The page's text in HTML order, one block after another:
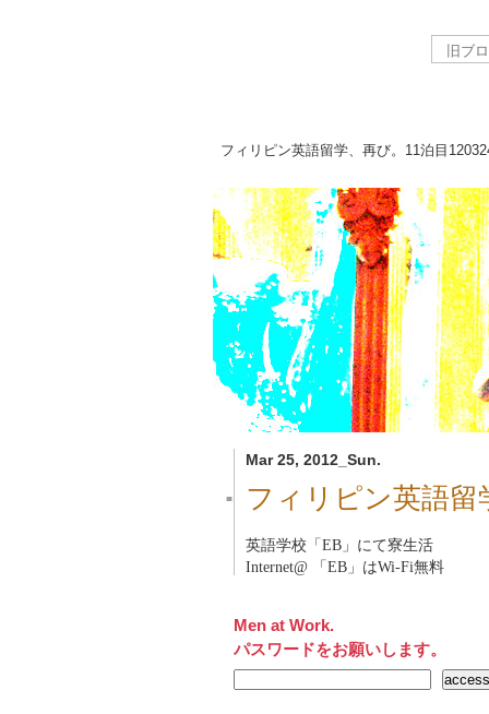
フィリピン英語留学、再び。11泊目
Mar 25, 2012_Sun.
■ フィリピン英語留
英語学校「EB 」にて寮生活
Internet@ 「EB 」はWi-Fi無料
Men at Work.
パスワードをお願いします。